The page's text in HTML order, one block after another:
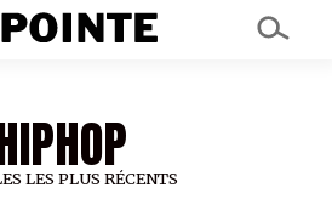
LES PLUS RÉCENTS